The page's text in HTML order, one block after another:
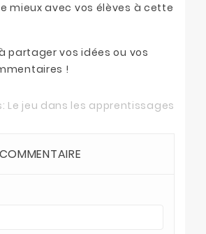
mieux avec vos élèves à cette
partager vos idées ou vos
!
Le jeu dans les apprentissages